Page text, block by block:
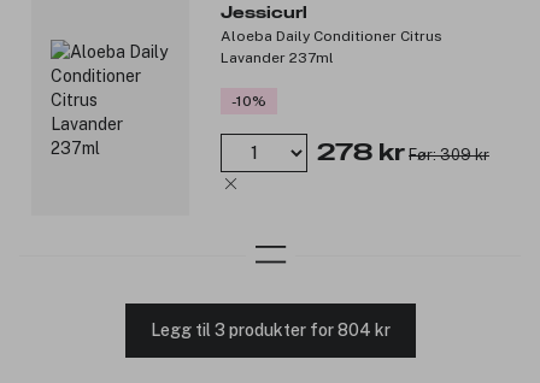
Jessicurl
Aloeba Daily Conditioner Citrus
Lavander 237ml
-10%
278 kr Før: 309 kr
Legg til 3 produkter for 804 kr